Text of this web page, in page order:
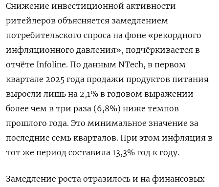
Снижение инвестиционной активности
ритейлеров объясняется замедлением
потребительского спроса на фоне «рекордного
инфляционного давления», подчёркивается в
отчёте Infoline. По данным NTech, в первом
квартале 2025 года продажи продуктов питания
выросли лишь на 2,1% в годовом выражении —
более чем в три раза (6,8%) ниже темпов
прошлого года. Это минимальное значение за
последние семь кварталов. При этом инфляция в
тот же период составила 13,3% год к году.
Замедление роста отразилось и на финансовых